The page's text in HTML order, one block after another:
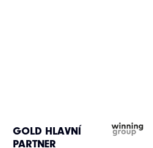
GOLD HLAVNÍ
PARTNER